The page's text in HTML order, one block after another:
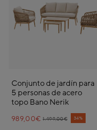
Conjunto de jardín para
5 personas de acero
topo Bano Nerik
Price reduced from
1.499,00€
to 34%
989,00€